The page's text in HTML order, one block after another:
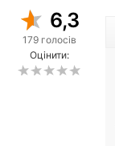
6,3
179 голосів
Оцінити: